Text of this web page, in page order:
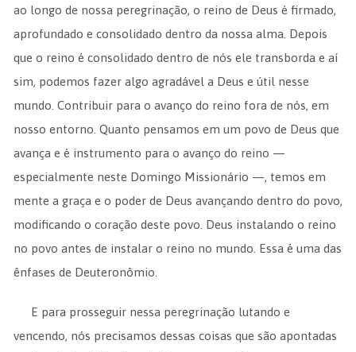
ao longo de nossa peregrinação, o reino de Deus é firmado,
aprofundado e consolidado dentro da nossa alma. Depois
que o reino é consolidado dentro de nós ele transborda e aí
sim, podemos fazer algo agradável a Deus e útil nesse
mundo. Contribuir para o avanço do reino fora de nós, em
nosso entorno. Quanto pensamos em um povo de Deus que
avança e é instrumento para o avanço do reino —
especialmente neste Domingo Missionário —, temos em
mente a graça e o poder de Deus avançando dentro do povo,
modificando o coração deste povo. Deus instalando o reino
no povo antes de instalar o reino no mundo. Essa é uma das
ênfases de Deuteronômio.
E para prosseguir nessa peregrinação lutando e
vencendo, nós precisamos dessas coisas que são apontadas